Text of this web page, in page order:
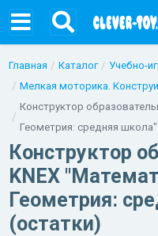
Главная Каталог
Учебно-
Мелкая моторика.
Конструктор
Геометрия: средняя школа"
Конструктор
KNEX
Геометрия:
(остатки)